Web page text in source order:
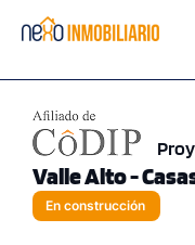
Valle Alto -
En construcción